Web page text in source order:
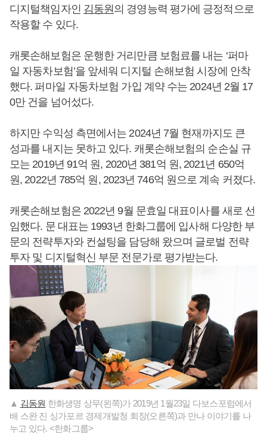
디지털책임자인 김동원의 경영능력 평가에 긍정적으로
작용할 수 있다.
캐롯손해보험은 운행한 거리만큼 보험료를 내는 ‘퍼마
일 자동차보험’을 앞세워 디지털 손해보험 시장에 안착
했다. 퍼마일 자동차보험 가입 계약 수는 2024년 2월 17
0만 건을 넘어섰다.
하지만 수익성 측면에서는 2024년 7월 현재까지도 큰
성과를 내지는 못하고 있다. 캐롯손해보험의 순손실 규
모는 2019년 91억 원, 2020년 381억 원, 2021년 650억
원, 2022년 785억 원, 2023년 746억 원으로 계속 커졌다.
캐롯손해보험은 2022년 9월 문효일 대표이사를 새로 선
임했다. 문 대표는 1993년 한화그룹에 입사해 다양한 부
문의 전략투자와 컨설팅을 담당해 왔으며 글로벌 전략
투자 및 디지털혁신 부문 전문가로 평가받는다.
▲ 김동원 한화생명 상무(왼쪽)가 2019년 1월23일 다보스포럼에서
배 스완 진 싱가포르 경제개발청 회장(오른쪽)과 만나 이야기를 나
누고 있다. <한화그룹>